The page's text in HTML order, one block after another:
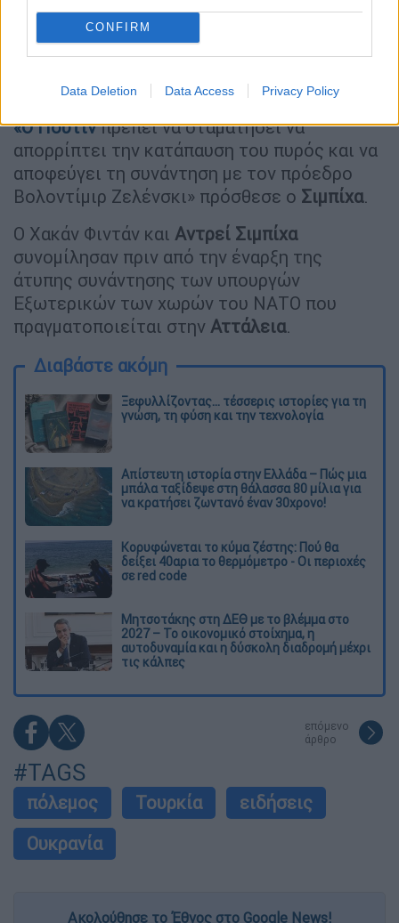
CONFIRM
Data Deletion Data Access Privacy Policy
valuable…
pic.twitter.com/sVfzwJzZDy
— ZMiST (@ZMiST_Ua) May 14, 2025
«ΟΠούτινπρέπει να σταματήσει να
απορρίπτει την κατάπαυση του πυρός και να
αποφεύγει τη συνάντηση με τον πρόεδρο
Βολοντίμιρ Ζελένσκι» πρόσθεσε ο Σιμπίχα.
Ο Χακάν Φιντάν και Αντρεί Σιμπίχα
συνομίλησαν πριν από την έναρξη της
άτυπης συνάντησης των υπουργών
Εξωτερικών των χωρών του ΝΑΤΟ που
πραγματοποιείται στην Αττάλεια.
Διαβάστε ακόμη
Ξεφυλλίζοντας... τέσσερις ιστορίες για τη
γνώση, τη φύση και την τεχνολογία
Απίστευτη ιστορία στην Ελλάδα – Πώς μια
μπάλα ταξίδεψε στη θάλασσα 80 μίλια για
να κρατήσει ζωντανό έναν 30χρονο!
Κορυφώνεται το κύμα ζέστης: Πού θα
δείξει 40αρια το θερμόμετρο - Οι περιοχές
σε red code
Μητσοτάκης στη ΔΕΘ με το βλέμμα στο
2027 – Το οικονομικό στοίχημα, η
αυτοδυναμία και η δύσκολη διαδρομή μέχρι
τις κάλπες
επόμενο
άρθρο
#TAGS
πόλεμος Τουρκία
ειδήσεις
Ουκρανία
Ακολούθησε το Έθνος στο Google News!